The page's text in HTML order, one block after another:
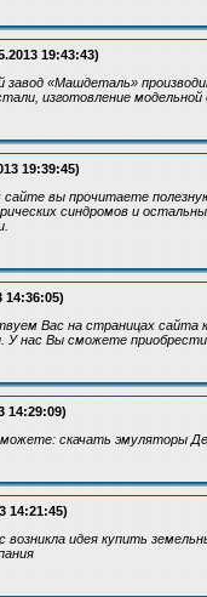
19:43:43)
«Машдеталь»
изготовление
19:39:45)
вы прочитаете
синдромов и
14:36:05)
Вас на страницах сайта
У нас Вы сможете приобрести
14:29:09)
скачать эмуляторы
14:21:45)
возникла идея купить